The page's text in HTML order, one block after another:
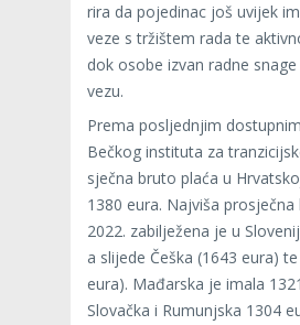
rira da poje­di­nac još uvi­jek
veze s trži­štem rada te
dok osobe izvan radne
vezu.
Prema pos­ljed­njim
Beč­kog ins­ti­tuta za
sječna bruto plaća u
1380 eura. Naj­viša
2022. zabi­lje­žena je u
a sli­jede Češka (1643 eura)
eura). Mađar­ska je imala
Slo­vačka i Rumunj­ska 1304